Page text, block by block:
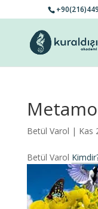
Betül Varol | Kas
Betül Varol